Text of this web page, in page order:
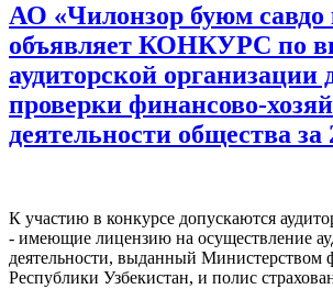
АО «Чилонзор буюм савдо
объявляет КОНКУРС по
аудиторской организации
проверки финансово-
деятельности общества за
К участию в конкурсе допускаются
- имеющие лицензию на осуществление
деятельности, выданный Министерством
Республики Узбекистан, и полис